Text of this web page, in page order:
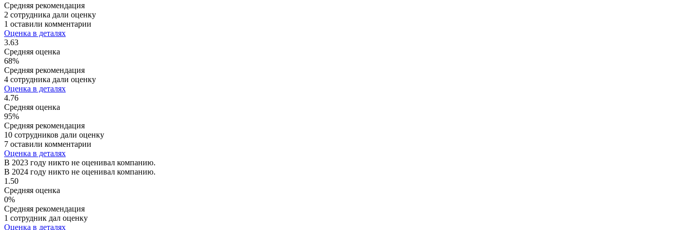
Средняя рекомендация
2 сотрудника дали оценку
1 оставили комментарии
Оценка в деталях
3.63
Средняя оценка
68%
Средняя рекомендация
4 сотрудника дали оценку
Оценка в деталях
4.76
Средняя оценка
95%
Средняя рекомендация
10 сотрудников дали оценку
7 оставили комментарии
Оценка в деталях
В 2023 году никто не оценивал компанию.
В 2024 году никто не оценивал компанию.
1.50
Средняя оценка
0%
Средняя рекомендация
1 сотрудник дал оценку
Оценка в деталях